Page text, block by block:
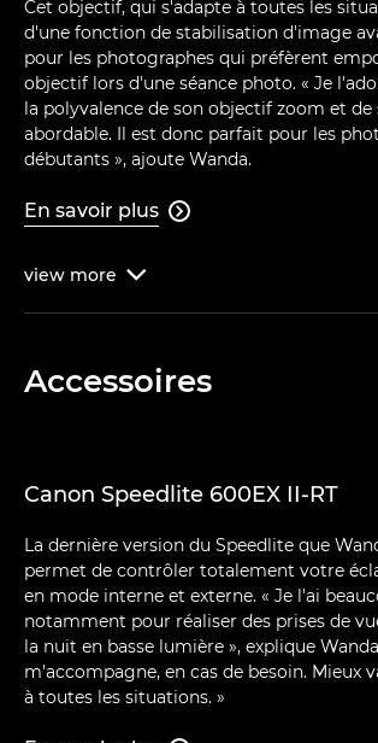
Cet objectif, qui s'adapte à toutes les
d'une fonction de stabilisation d'image
pour les photographes qui préfèrent
objectif lors d'une séance photo. « Je
la polyvalence de son objectif zoom et de
abordable. Il est donc parfait pour les
débutants », ajoute Wanda.
En savoir plus 
view more 
Accessoires
Canon Speedlite 600EX II-RT
La dernière version du Speedlite que
permet de contrôler totalement votre
en mode interne et externe. « Je l'ai
notamment pour réaliser des prises de
la nuit en basse lumière », explique
m'accompagne, en cas de besoin. Mieux
à toutes les situations. »